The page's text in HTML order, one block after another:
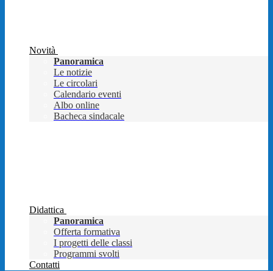
Novità
Panoramica
Le notizie
Le circolari
Calendario eventi
Albo online
Bacheca sindacale
Didattica
Panoramica
Offerta formativa
I progetti delle classi
Programmi svolti
Contatti